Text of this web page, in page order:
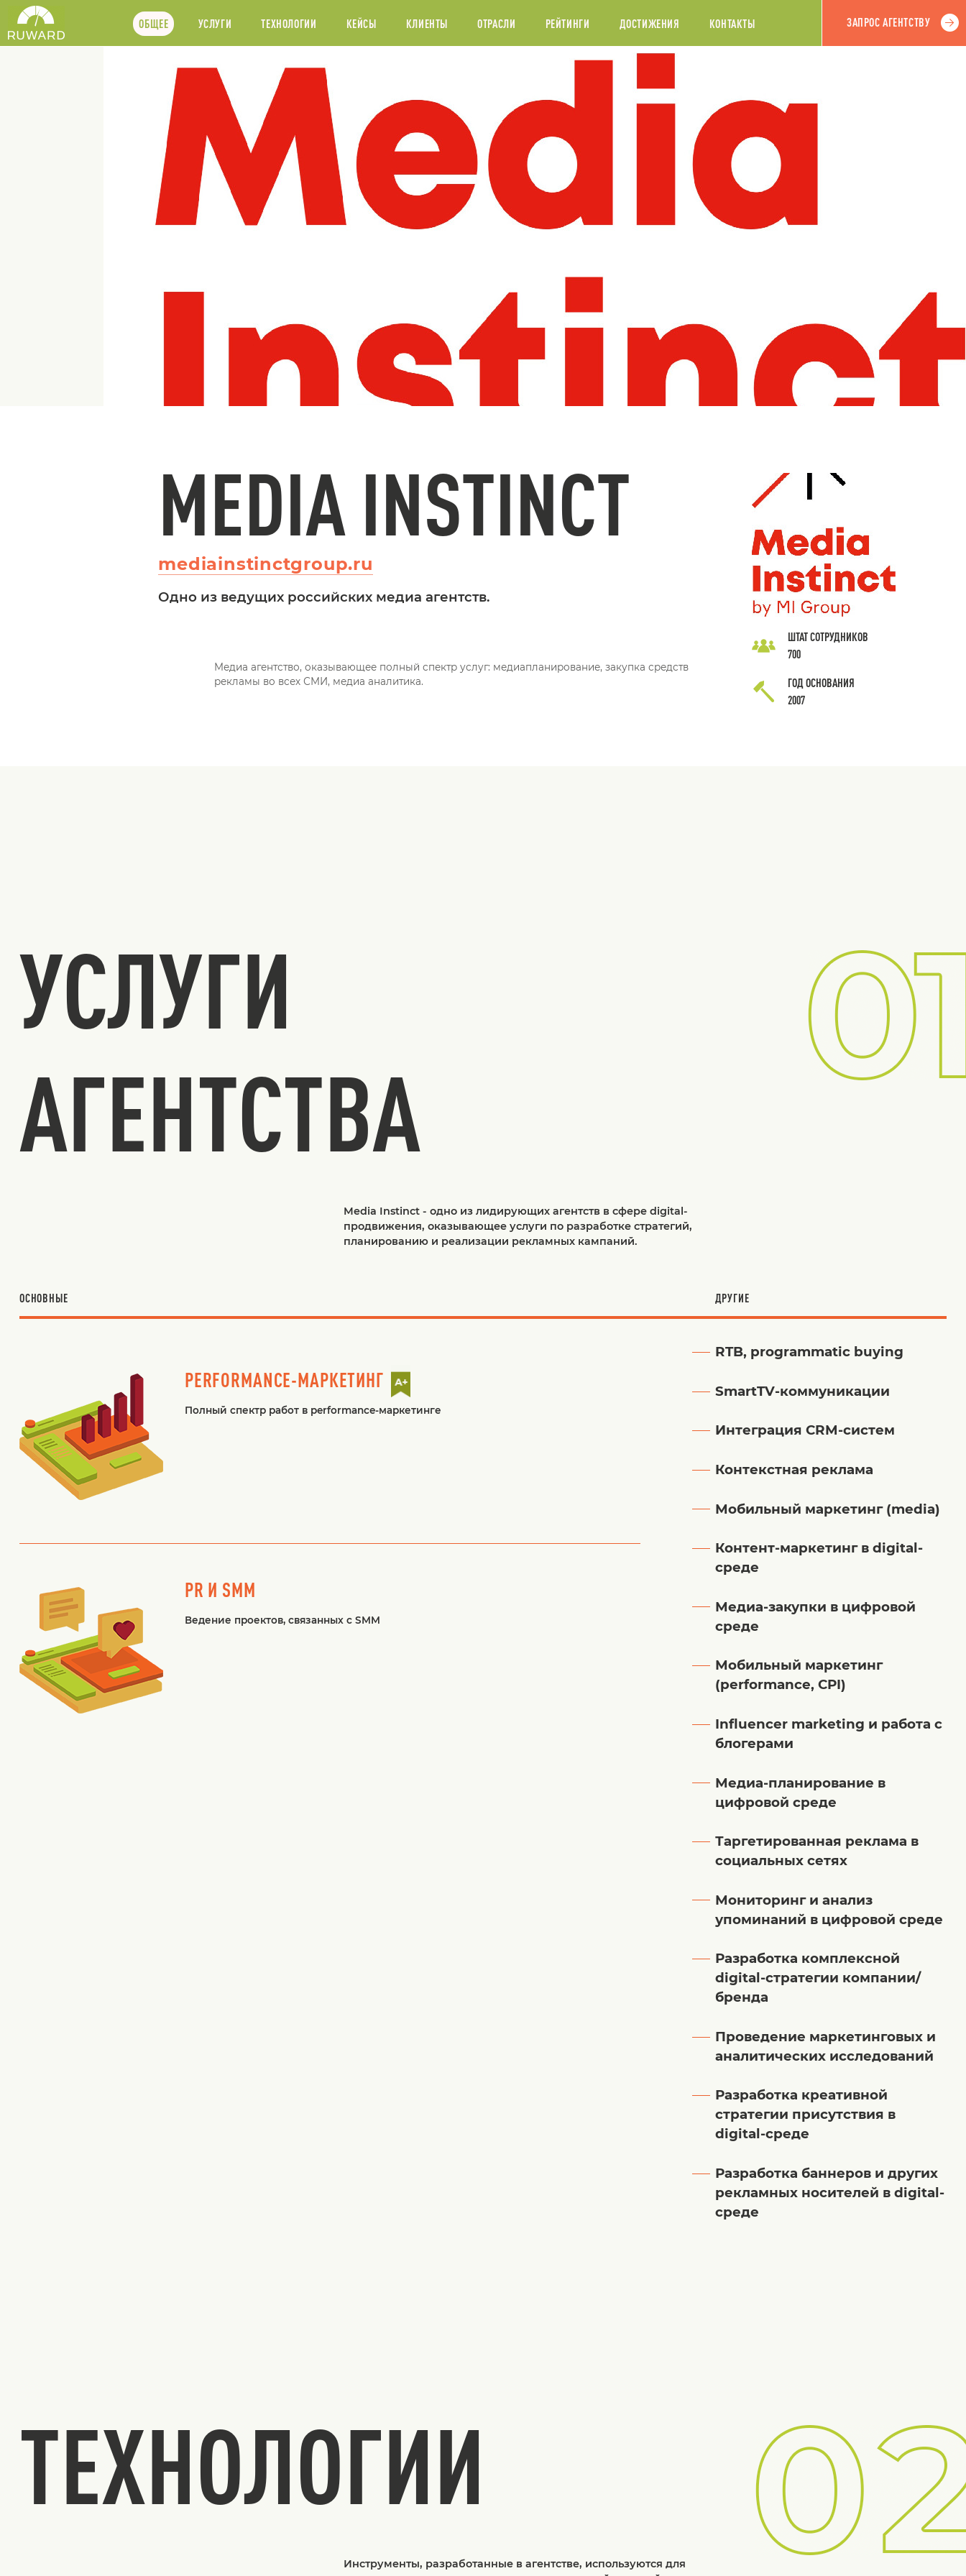
ОБЩЕЕ УСЛУГИ ТЕХНОЛОГИИ КЕЙСЫ КЛИЕНТЫ ОТРАСЛИ РЕЙТИНГИ ДОСТИЖЕНИЯ КОНТАКТЫ ЗАПРОС АГЕНТСТВУ
MEDIA INSTINCT
mediainstinctgroup.ru
Одно из ведущих российских медиа агентств.
Медиа агентство, оказывающее полный спектр услуг: медиапланирование, закупка средств
рекламы во всех СМИ, медиа аналитика.
ШТАТ СОТРУДНИКОВ
700
ГОД ОСНОВАНИЯ
2007
УСЛУГИ
АГЕНТСТВА
Media Instinct - одно из лидирующих агентств в сфере digital-
продвижения, оказывающее услуги по разработке стратегий,
планированию и реализации рекламных кампаний.
ОСНОВНЫЕ ДРУГИЕ
PERFORMANCE-МАРКЕТИНГ
Полный спектр работ в performance-маркетинге
PR И SMM
Ведение проектов, связанных с SMM
RTB, programmatic buying
SmartTV-коммуникации
Интеграция CRM-систем
Контекстная реклама
Мобильный маркетинг (media)
Контент-маркетинг в digital-
среде
Медиа-закупки в цифровой
среде
Мобильный маркетинг
(performance, CPI)
Influencer marketing и работа с
блогерами
Медиа-планирование в
цифровой среде
Таргетированная реклама в
социальных сетях
Мониторинг и анализ
упоминаний в цифровой среде
Разработка комплексной
digital-стратегии компании/
бренда
Проведение маркетинговых и
аналитических исследований
Разработка креативной
стратегии присутствия в
digital-среде
Разработка баннеров и других
рекламных носителей в digital-
среде
ТЕХНОЛОГИИ
Инструменты, разработанные в агентстве, используются для